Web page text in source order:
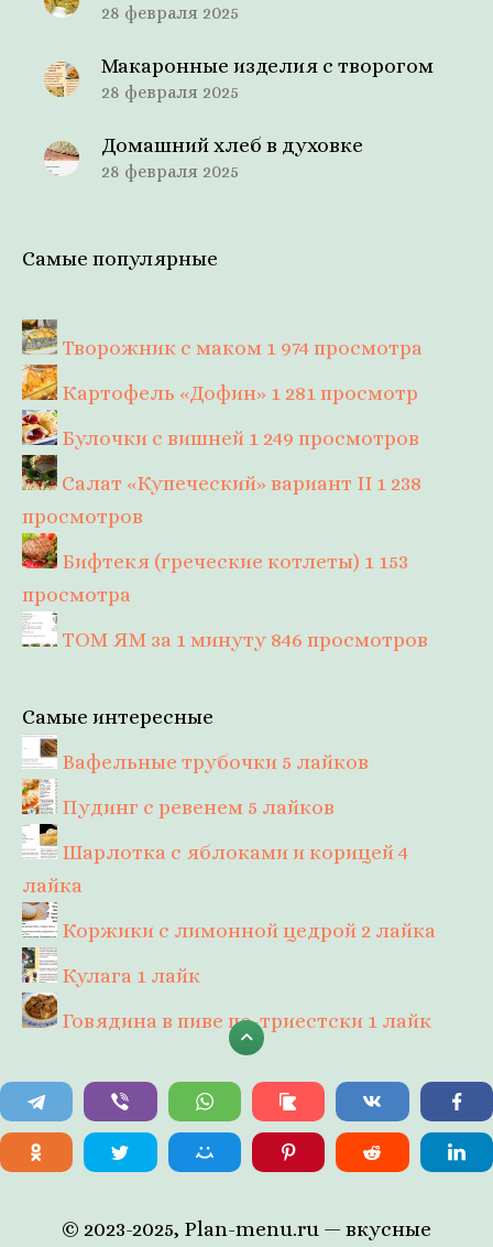
28 февраля 2025
Макаронные изделия с творогом
28 февраля 2025
Домашний хлеб в духовке
28 февраля 2025
Самые популярные
Творожник с маком 1 974 просмотра
Картофель «Дофин» 1 281 просмотр
Булочки с вишней 1 249 просмотров
Салат «Купеческий» вариант II 1 238
просмотров
Бифтекя (греческие котлеты) 1 153
просмотра
ТОМ ЯМ за 1 минуту 846 просмотров
Самые интересные
Вафельные трубочки 5 лайков
Пудинг с ревенем 5 лайков
Шарлотка с яблоками и корицей4
лайка
Коржики с лимонной цедрой 2 лайка
Кулага 1 лайк
Говядина в пиве по-триестски 1 лайк
© 2023-2025, Plan-menu.ru — вкусные